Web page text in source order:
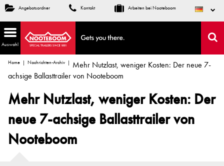
Angebotsordner Kontakt Arbeiten bei Nooteboom
Auswahl
Home Nachrichten-Archiv
Mehr Nutzlast, weniger Kosten: Der neue 7-
achsige Ballasttrailer von Nooteboom
Mehr Nutzlast, weniger Kosten: Der
neue 7-achsige Ballasttrailer von
Nooteboom